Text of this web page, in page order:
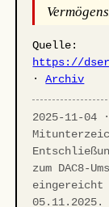
Quelle:
https://
·Archiv
2025-11-04
zum DAC8-
eingereicht